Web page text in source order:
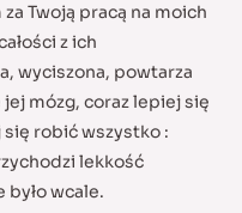
Twoją pracą na moich
z ich
wyciszona, powtarza
mózg, coraz lepiej się
robić wszystko :
lekkość
wcale.